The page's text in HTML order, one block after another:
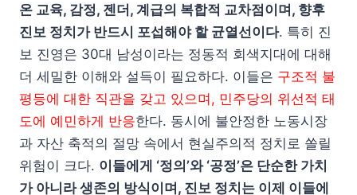
온 교육, 감정, 젠더, 계급의 복합적 교차점이며, 향후
진보 정치가 반드시 포섭해야 할 균열선이다. 특히 진
보 진영은 30대 남성이라는 정동적 회색지대에 대해
더 세밀한 이해와 설득이 필요하다. 이들은 구조적 불
평등에 대한 직관을 갖고 있으며, 민주당의 위선적 태
도에 예민하게 반응한다. 동시에 불안정한 노동시장
과 자산 축적의 절망 속에서 현실주의적 정치로 쏠릴
위험이 크다. 이들에게 ‘정의’와 ‘공정’은 단순한 가치
가 아니라 생존의 방식이며, 진보 정치는 이제 이들에